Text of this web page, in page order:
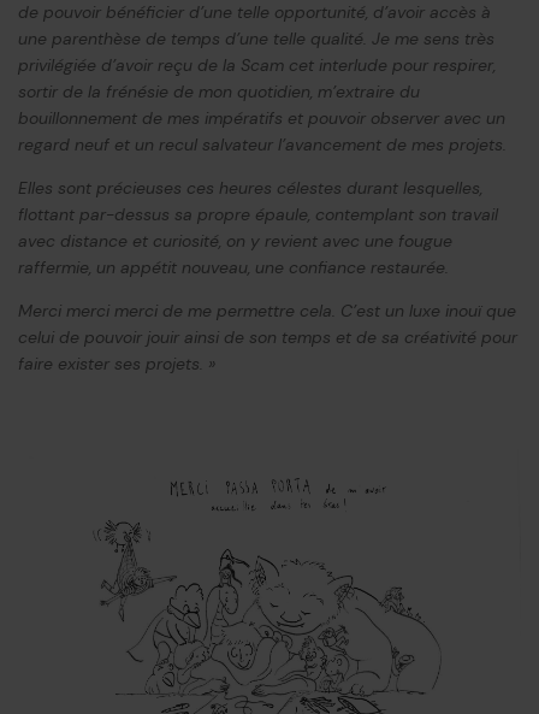
de pouvoir bénéficier d’une telle opportunité, d’avoir accès à
une parenthèse de temps d’une telle qualité. Je me sens très
privilégiée d’avoir reçu de la Scam cet interlude pour respirer,
sortir de la frénésie de mon quotidien, m’extraire du
bouillonnement de mes impératifs et pouvoir observer avec un
regard neuf et un recul salvateur l’avancement de mes projets.
Elles sont précieuses ces heures célestes durant lesquelles,
flottant par-dessus sa propre épaule, contemplant son travail
avec distance et curiosité, on y revient avec une fougue
raffermie, un appétit nouveau, une confiance restaurée.
Merci merci merci de me permettre cela. C’est un luxe inouï que
celui de pouvoir jouir ainsi de son temps et de sa créativité pour
faire exister ses projets. »